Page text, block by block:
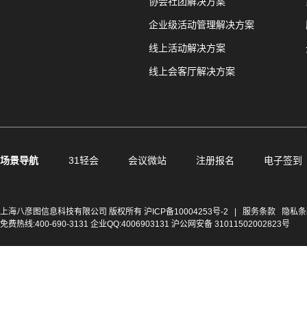
企业级活动管理解决方案
线上活动解决方案
线上会客厅解决方案
场景导航 31轻会 会议微站 注册报名 电子签到
上海八彦图信息科技有限公司 版权所有 沪ICP备10004253号-2 服务条款
隐私
免费热线:400-690-3131 企业QQ:4006903131 沪公网安备 31011502002823号